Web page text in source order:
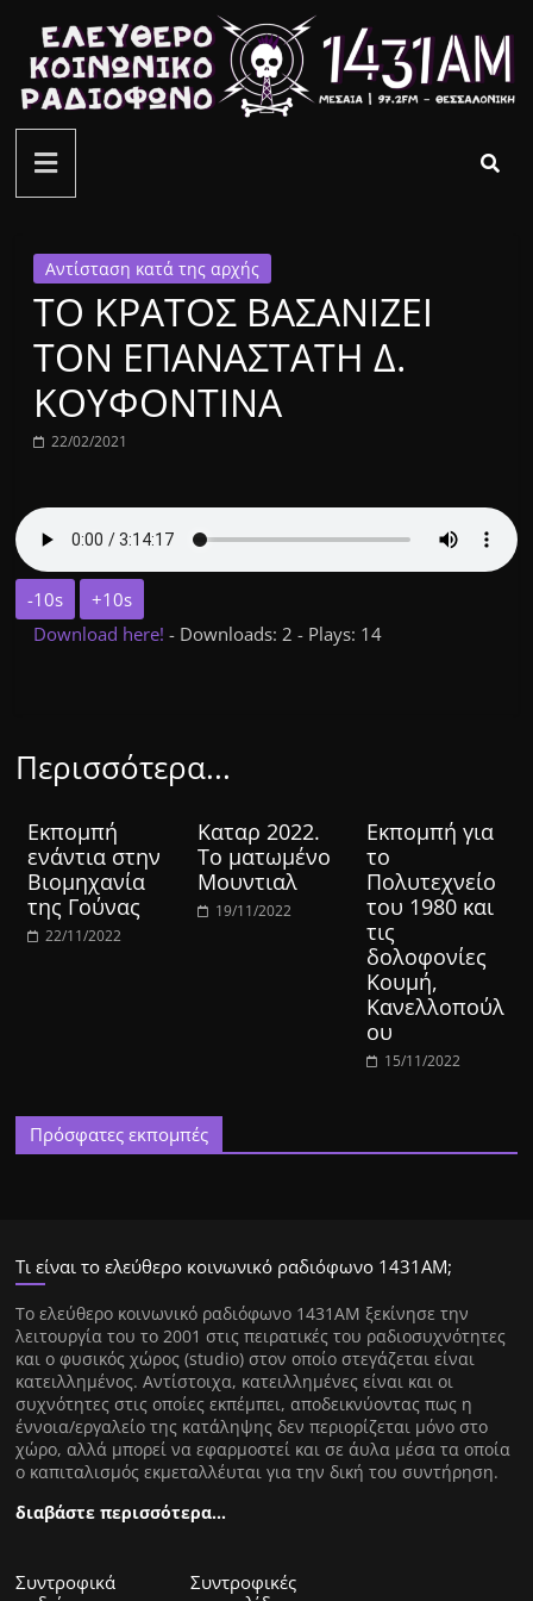
περιεχόμενο
ελεύθερο
κοινωνικό
ραδιόφωνο
1431AM
Αντίσταση κατά της αρχής
ΤΟ ΚΡΑΤΟΣ ΒΑΣΑΝΙΖΕΙ
ΤΟΝ ΕΠΑΝΑΣΤΑΤΗ Δ.
ΚΟΥΦΟΝΤΙΝΑ
22/02/2021
-10s
+10s
Download here!- Downloads: 2 - Plays: 14
Περισσότερα...
Εκπομπή
ενάντια στην
Βιομηχανία
της Γούνας
22/11/2022
Καταρ 2022.
Το ματωμένο
Μουντιαλ
19/11/2022
Εκπομπή για
το
Πολυτεχνείο
του 1980 και
τις
δολοφονίες
Κουμή,
Κανελλοπούλ
ου
15/11/2022
Πρόσφατες εκπομπές
Τι είναι το ελεύθερο κοινωνικό ραδιόφωνο 1431ΑΜ;
Tο ελεύθερο κοινωνικό ραδιόφωνο 1431AM ξεκίνησε την
λειτουργία του το 2001 στις πειρατικές του ραδιοσυχνότητες
και ο φυσικός χώρος (studio) στον οποίο στεγάζεται είναι
κατειλλημένος. Αντίστοιχα, κατειλλημένες είναι και οι
συχνότητες στις οποίες εκπέμπει, αποδεικνύοντας πως η
έννοια/εργαλείο της κατάληψης δεν περιορίζεται μόνο στο
χώρο, αλλά μπορεί να εφαρμοστεί και σε άυλα μέσα τα οποία
ο καπιταλισμός εκμεταλλέυται για την δική του συντήρηση.
διαβάστε περισσότερα…
Συντροφικά
Συντροφικές